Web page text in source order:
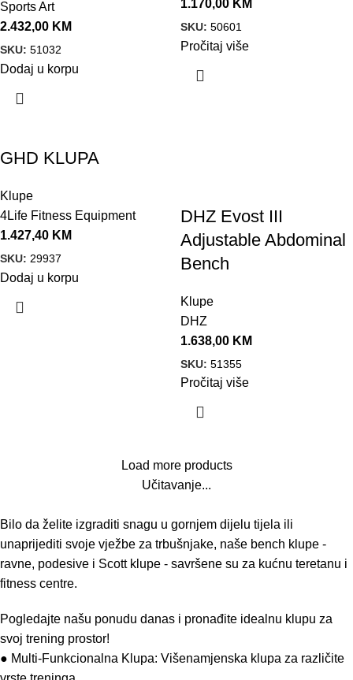
Sports Art
2.432,00 KM
SKU: 51032
Dodaj u korpu
1.170,00 KM
SKU: 50601
Pročitaj više
GHD KLUPA
Klupe
4Life Fitness Equipment
1.427,40 KM
SKU: 29937
Dodaj u korpu
DHZ Evost III
Adjustable Abdominal
Bench
Klupe
DHZ
1.638,00 KM
SKU: 51355
Pročitaj više
Load more products
Učitavanje...
Bilo da želite izgraditi snagu u gornjem dijelu tijela ili
unaprijediti svoje vježbe za trbušnjake, naše bench klupe -
ravne, podesive i Scott klupe - savršene su za kućnu teretanu i
fitness centre.
Pogledajte našu ponudu danas i pronađite idealnu klupu za
svoj trening prostor!
● Multi-Funkcionalna Klupa: Višenamjenska klupa za različite